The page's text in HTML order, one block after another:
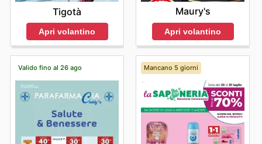
Tigotà
Apri volantino
Maury's
Apri volantino
Valido fino al 26 ago Mancano 5 giorni